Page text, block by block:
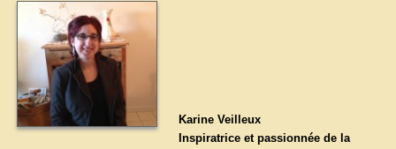
Karine Veilleux
Inspiratrice et passionnée de la